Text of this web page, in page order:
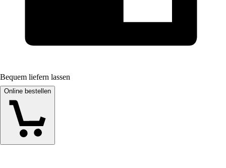
Bequem liefern lassen
Online bestellen